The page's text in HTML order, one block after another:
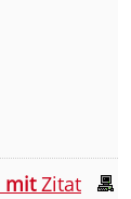
mitZitat